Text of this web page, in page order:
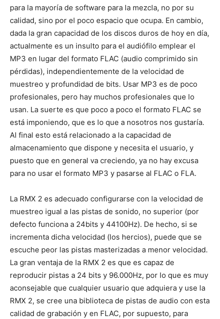
para la mayoría de software para la mezcla, no por su
calidad, sino por el poco espacio que ocupa. En cambio,
dada la gran capacidad de los discos duros de hoy en día,
actualmente es un insulto para el audiófilo emplear el
MP3 en lugar del formato FLAC (audio comprimido sin
pérdidas), independientemente de la velocidad de
muestreo y profundidad de bits. Usar MP3 es de poco
profesionales, pero hay muchos profesionales que lo
usan. La suerte es que poco a poco el formato FLAC se
está imponiendo, que es lo que a nosotros nos gustaría.
Al final esto está relacionado a la capacidad de
almacenamiento que dispone y necesita el usuario, y
puesto que en general va creciendo, ya no hay excusa
para no usar el formato MP3 y pasarse al FLAC o FLA.
La RMX 2 es adecuado configurarse con la velocidad de
muestreo igual a las pistas de sonido, no superior (por
defecto funciona a 24bits y 44100Hz). De hecho, si se
incrementa dicha velocidad (los hercios), puede que se
escuche peor las pistas masterizadas a menor velocidad.
La gran ventaja de la RMX 2 es que es capaz de
reproducir pistas a 24 bits y 96.000Hz, por lo que es muy
aconsejable que cualquier usuario que adquiera y use la
RMX 2, se cree una biblioteca de pistas de audio con esta
calidad de grabación y en FLAC, por supuesto, para